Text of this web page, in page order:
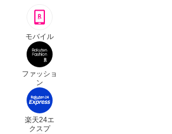
モバイル
ファッショ
ン
楽天24エ
クスプ